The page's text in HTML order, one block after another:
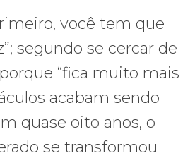
você tem que
segundo se cercar de
“fica muito mais
acabam sendo
quase oito anos, o
se transformou